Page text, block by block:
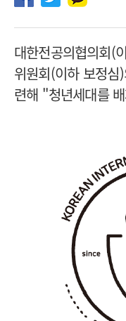
대한전공의협의회(
위원회(이하 보정
련해 "청년세대를